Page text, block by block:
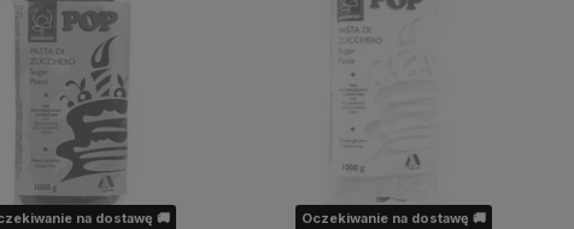
na dostawę 🚚 Oczekiwanie na dostawę 🚚